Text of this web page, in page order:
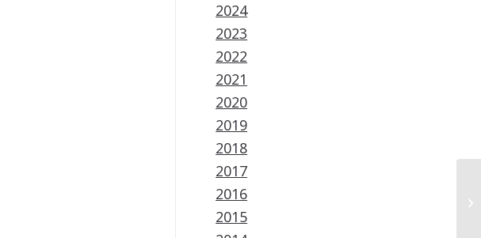
2024
2023
2022
2021
2020
2019
2018
2017
2016
2015